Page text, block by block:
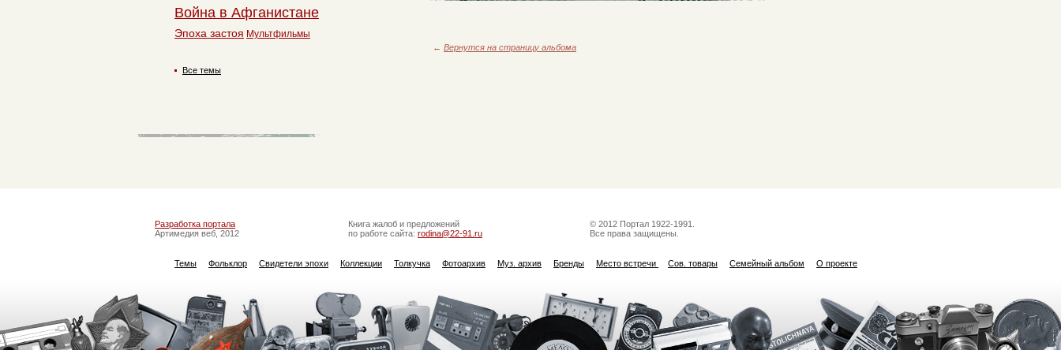
← Вернутся на страницу альбома
Война в Афганистане
Эпоха застоя Мультфильмы
Все темы
Разработка портала
Артимедия веб, 2012
Книга жалоб и предложений
по работе сайта: rodina@22-91.ru
© 2012 Портал 1922-1991.
Все права защищены.
Темы Фольклор Свидетели эпохи Коллекции Толкучка Фотоархив Муз. архив Бренды Место встречи Сов. товары Семейный альбом О проекте